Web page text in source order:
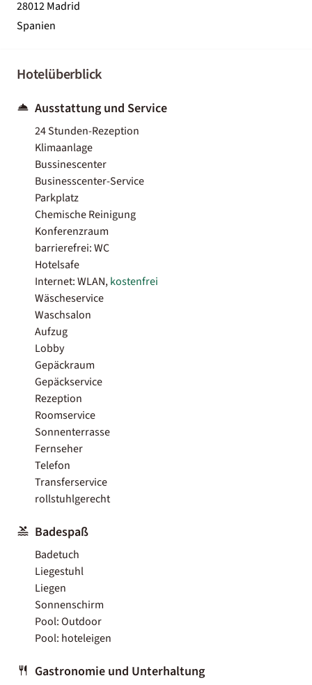
28012 Madrid
Spanien
Hotelüberblick
Ausstattung und Service
24 Stunden-Rezeption
Klimaanlage
Bussinescenter
Businesscenter-Service
Parkplatz
Chemische Reinigung
Konferenzraum
barrierefrei: WC
Hotelsafe
Internet: WLAN,kostenfrei
Wäscheservice
Waschsalon
Aufzug
Lobby
Gepäckraum
Gepäckservice
Rezeption
Roomservice
Sonnenterrasse
Fernseher
Telefon
Transferservice
rollstuhlgerecht
Badespaß
Badetuch
Liegestuhl
Liegen
Sonnenschirm
Pool: Outdoor
Pool: hoteleigen
Gastronomie und Unterhaltung